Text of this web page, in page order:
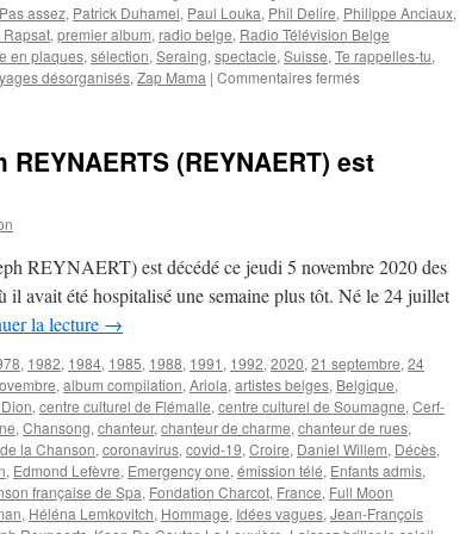
Pas assez, Patrick Duhamel, Paul Louka, Phil Delire, Philippe Anciaux,
Rapsat, premier album, radio belge, Radio Télévision Belge
en plaques, sélection, Seraing, spectacle, Suisse, Te rappelles-tu,
désorganisés, Zap Mama | Commentaires ferméssur
(REYNAERT) est
REYNAERT) est décédé ce jeudi 5 novembre 2020 des
avait été hospitalisé une semaine plus tôt. Né le 24 juillet
la lecture →
, 1982, 1984, 1985, 1988, 1991 , 1992, 2020, 21 septembre, 24
, album compilation, Ariola, artistes belges, Belgique,
, centre culturel de Flémalle, centre culturel de Soumagne, Cerf-
, Chansong, chanteur, chanteur de charme, chanteur de rues,
la Chanson, coronavirus, covid-19, Croire, Daniel Willem, Décès,
, Edmond Lefèvre, Emergency one, émission télé, Enfants admis,
française de Spa, Fondation Charcot, France, Full Moon
, Héléna Lemkovitch, Hommage, Idées vagues, Jean-François